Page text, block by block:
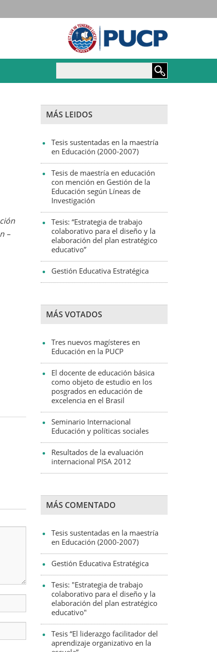
Maestría y Doctorado
–
MÁS LEIDOS
Tesis sustentadas en la maestría
en Educación (2000-2007)
Tesis de maestría en educación
con mención en Gestión de la
Educación según Líneas de
Investigación
Tesis: “Estrategia de trabajo
colaborativo para el diseño y la
elaboración del plan estratégico
educativo”
Gestión Educativa Estratégica
MÁS VOTADOS
Tres nuevos magísteres en
Educación en la PUCP
El docente de educación básica
como objeto de estudio en los
posgrados en educación de
excelencia en el Brasil
Seminario Internacional
Educación y políticas sociales
Resultados de la evaluación
internacional PISA 2012
MÁS COMENTADO
Tesis sustentadas en la maestría
en Educación (2000-2007)
Gestión Educativa Estratégica
Tesis: "Estrategia de trabajo
colaborativo para el diseño y la
elaboración del plan estratégico
educativo"
Tesis “El liderazgo facilitador del
aprendizaje organizativo en la